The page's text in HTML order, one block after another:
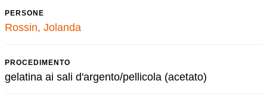
PERSONE
Rossin, Jolanda
PROCEDIMENTO
gelatina ai sali d'argento/pellicola (acetato)